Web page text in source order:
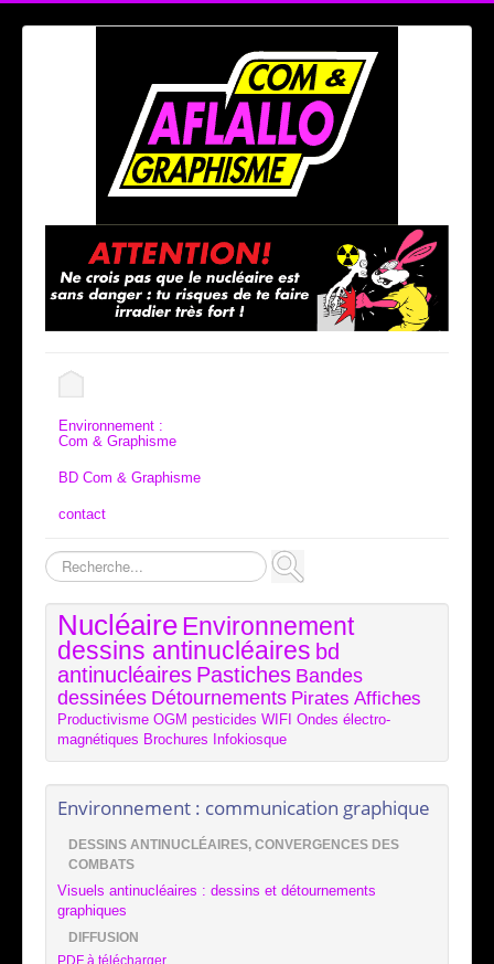
Environnement :
Com & Graphisme
BD Com & Graphisme
contact
Rechercher
NucléaireEnvironnement
dessins antinucléaires bd
antinucléaires Pastiches Bandes
dessinées Détournements Pirates Affiches
Productivisme OGM pesticides WIFI Ondes électro-
magnétiques Brochures Infokiosque
Environnement : communication graphique
DESSINS ANTINUCLÉAIRES, CONVERGENCES DES
COMBATS
Visuels antinucléaires : dessins et détournements
graphiques
DIFFUSION
PDF à télécharger